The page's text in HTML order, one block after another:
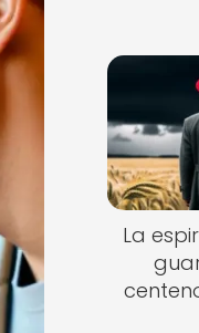
La